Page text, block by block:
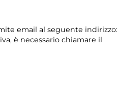
email al seguente indirizzo:
è necessario chiamare il